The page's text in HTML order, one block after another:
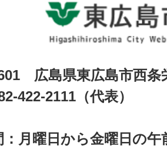
広島県東広島市西
422-2111（代表）
：月曜日から金曜日の午